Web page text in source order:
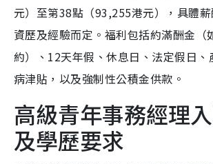
元）至第38點（93,255港元），具體
資歷及經驗而定。福利包括約滿酬金（
約）、12天年假、休息日、法定假日
病津貼，以及強制性公積金供款。
高級青年事務經理
及學歷要求